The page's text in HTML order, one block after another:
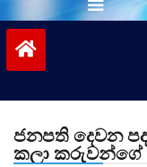
ජනපති දෙවන
කලා කරුවන්ගේ